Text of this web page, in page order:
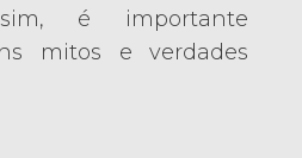
é importante
mitos e verdades